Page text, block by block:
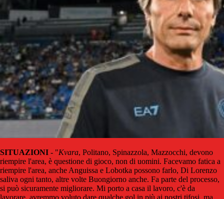
SITUAZIONI - "Kvara, Politano, Spinazzola, Mazzocchi, devono
riempire l'area, è questione di gioco, non di uomini. Facevamo fatica a
riempire l'area, anche Anguissa e Lobotka possono farlo, Di Lorenzo
saliva ogni tanto, altre volte Buongiorno anche. Fa parte del processo,
si può sicuramente migliorare. Mi porto a casa il lavoro, c'è da
lavorare, avremmo voluto dare qualche gol in più ai nostri tifosi, ma